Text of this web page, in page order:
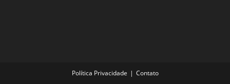
Política Privacidade Contato